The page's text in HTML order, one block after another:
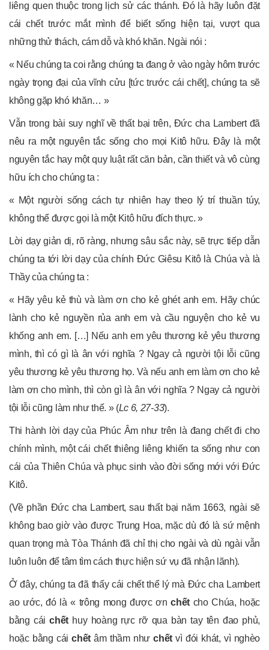
liêng quen thuộc trong lịch sử các thánh. Đó là hãy luôn đặt
cái chết trước mắt mình để biết sống hiện tại, vượt qua
những thử thách, cám dỗ và khó khăn. Ngài nói :
« Nếu chúng ta coi rằng chúng ta đang ở vào ngày hôm trước
ngày trọng đại của vĩnh cửu [tức trước cái chết], chúng ta sẽ
không gặp khó khăn… »
Vẫn trong bài suy nghĩ về thất bại trên, Đức cha Lambert đã
nêu ra một nguyên tắc sống cho mọi Kitô hữu. Đây là một
nguyên tắc hay một quy luật rất căn bản, cần thiết và vô cùng
hữu ích cho chúng ta :
« Một người sống cách tự nhiên hay theo lý trí thuần túy,
không thể được gọi là một Kitô hữu đích thực. »
Lời dạy giản dị, rõ ràng, nhưng sâu sắc này, sẽ trực tiếp dẫn
chúng ta tới lời dạy của chính Đức Giêsu Kitô là Chúa và là
Thầy của chúng ta :
« Hãy yêu kẻ thù và làm ơn cho kẻ ghét anh em. Hãy chúc
lành cho kẻ nguyền rủa anh em và cầu nguyện cho kẻ vu
khống anh em. […] Nếu anh em yêu thương kẻ yêu thương
mình, thì có gì là ân với nghĩa ? Ngay cả người tội lỗi cũng
yêu thương kẻ yêu thương họ. Và nếu anh em làm ơn cho kẻ
làm ơn cho mình, thì còn gì là ân với nghĩa ? Ngay cả người
tội lỗi cũng làm như thế. » (Lc 6, 27-33).
Thi hành lời dạy của Phúc Âm như trên là đang chết đi cho
chính mình, một cái chết thiêng liêng khiến ta sống như con
cái của Thiên Chúa và phục sinh vào đời sống mới với Đức
Kitô.
(Về phần Đức cha Lambert, sau thất bại năm 1663, ngài sẽ
không bao giờ vào được Trung Hoa, mặc dù đó là sứ mệnh
quan trọng mà Tòa Thánh đã chỉ thị cho ngài và dù ngài vẫn
luôn luôn để tâm tìm cách thực hiện sứ vụ đã nhận lãnh).
Ở đây, chúng ta đã thấy cái chết thể lý mà Đức cha Lambert
ao ước, đó là « trông mong được ơnchếtcho Chúa, hoặc
bằng cáichết huy hoàng rực rỡ qua bàn tay tên đao phủ,
hoặc bằng cáichết âm thầm nhưchết vì đói khát, vì nghèo